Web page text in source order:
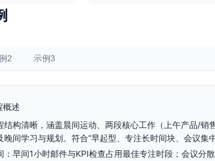
2 示例3
概述
结构清晰，涵盖晨间运动、两段核心工作（上午产品/销
晚间学习与规划。符合“早起型、专注长时间块、会议集
：早间1小时邮件与KPI检查占用最佳专注时段；会议分